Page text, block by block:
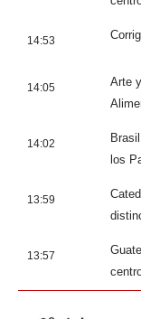
14:53
14:05
Arte
14:02
los
13:59
13:57